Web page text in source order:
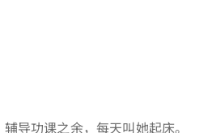
导功课之余，每天叫她起床。